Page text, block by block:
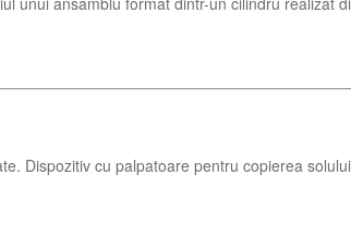
Dispozitiv cu palpatoare pentru copierea